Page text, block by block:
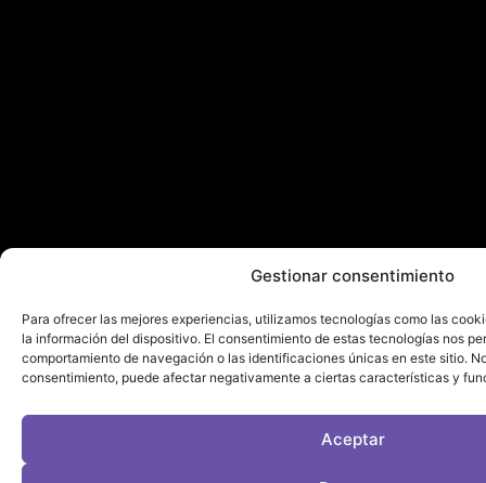
Gestionar consentimiento
Para ofrecer las mejores experiencias, utilizamos tecnologías como las
la información del dispositivo. El consentimiento de estas tecnologías nos
comportamiento de navegación o las identificaciones únicas en este sitio.
consentimiento, puede afectar negativamente a ciertas características y
Aceptar